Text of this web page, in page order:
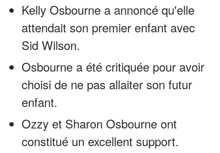
Kelly Osbourne a annoncé qu'elle
attendait son premier enfant avec
Sid Wilson.
Osbourne a été critiquée pour avoir
choisi de ne pas allaiter son futur
enfant.
Ozzy et Sharon Osbourne ont
constitué un excellent support.